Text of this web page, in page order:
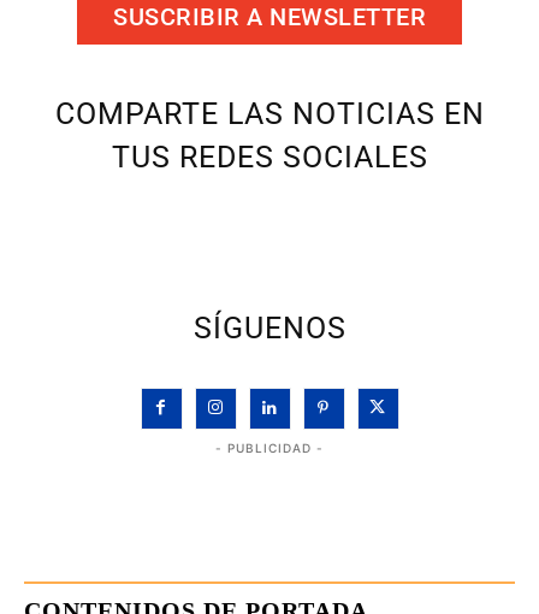
SUSCRIBIR A NEWSLETTER
COMPARTE LAS NOTICIAS EN
TUS REDES SOCIALES
SÍGUENOS
- PUBLICIDAD -